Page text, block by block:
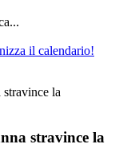
il calendario!
la
stravince la